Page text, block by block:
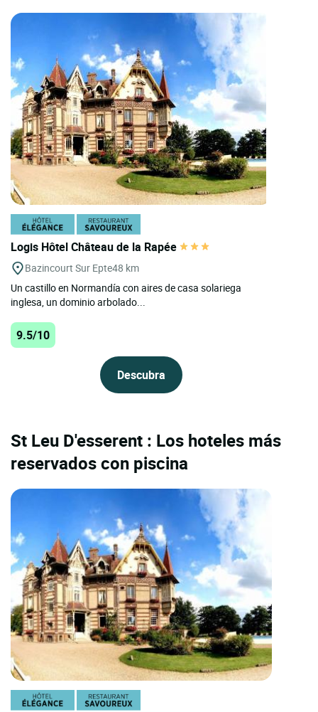
Logis Hôtel Château de la Rapée
Bazincourt Sur Epte48 km
Un castillo en Normandía con aires de casa solariega
inglesa, un dominio arbolado...
9.5/10
Descubra
St Leu D'esserent : Los hoteles más
reservados con piscina